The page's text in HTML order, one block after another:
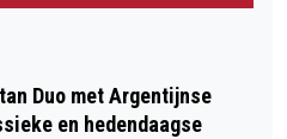
Duo met Argentijnse
en hedendaagse